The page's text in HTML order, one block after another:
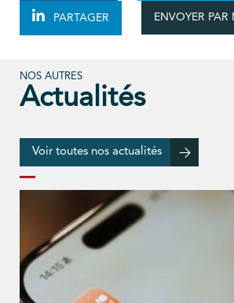
PARTAGER ENVOYER PAR
NOS AUTRES
Actualités
Voir toutes nos actualités